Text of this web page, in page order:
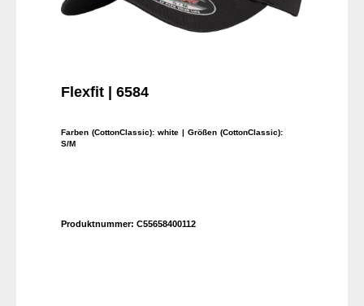
Flexfit | 6584
Farben (CottonClassic): white
| Größen (CottonClassic):
S/M
Produktnummer: C55658400112